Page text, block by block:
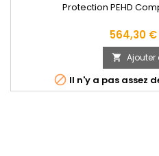
Protection PEHD
Prix
564,30 €
 Ajouter
 Il n'y a pas assez